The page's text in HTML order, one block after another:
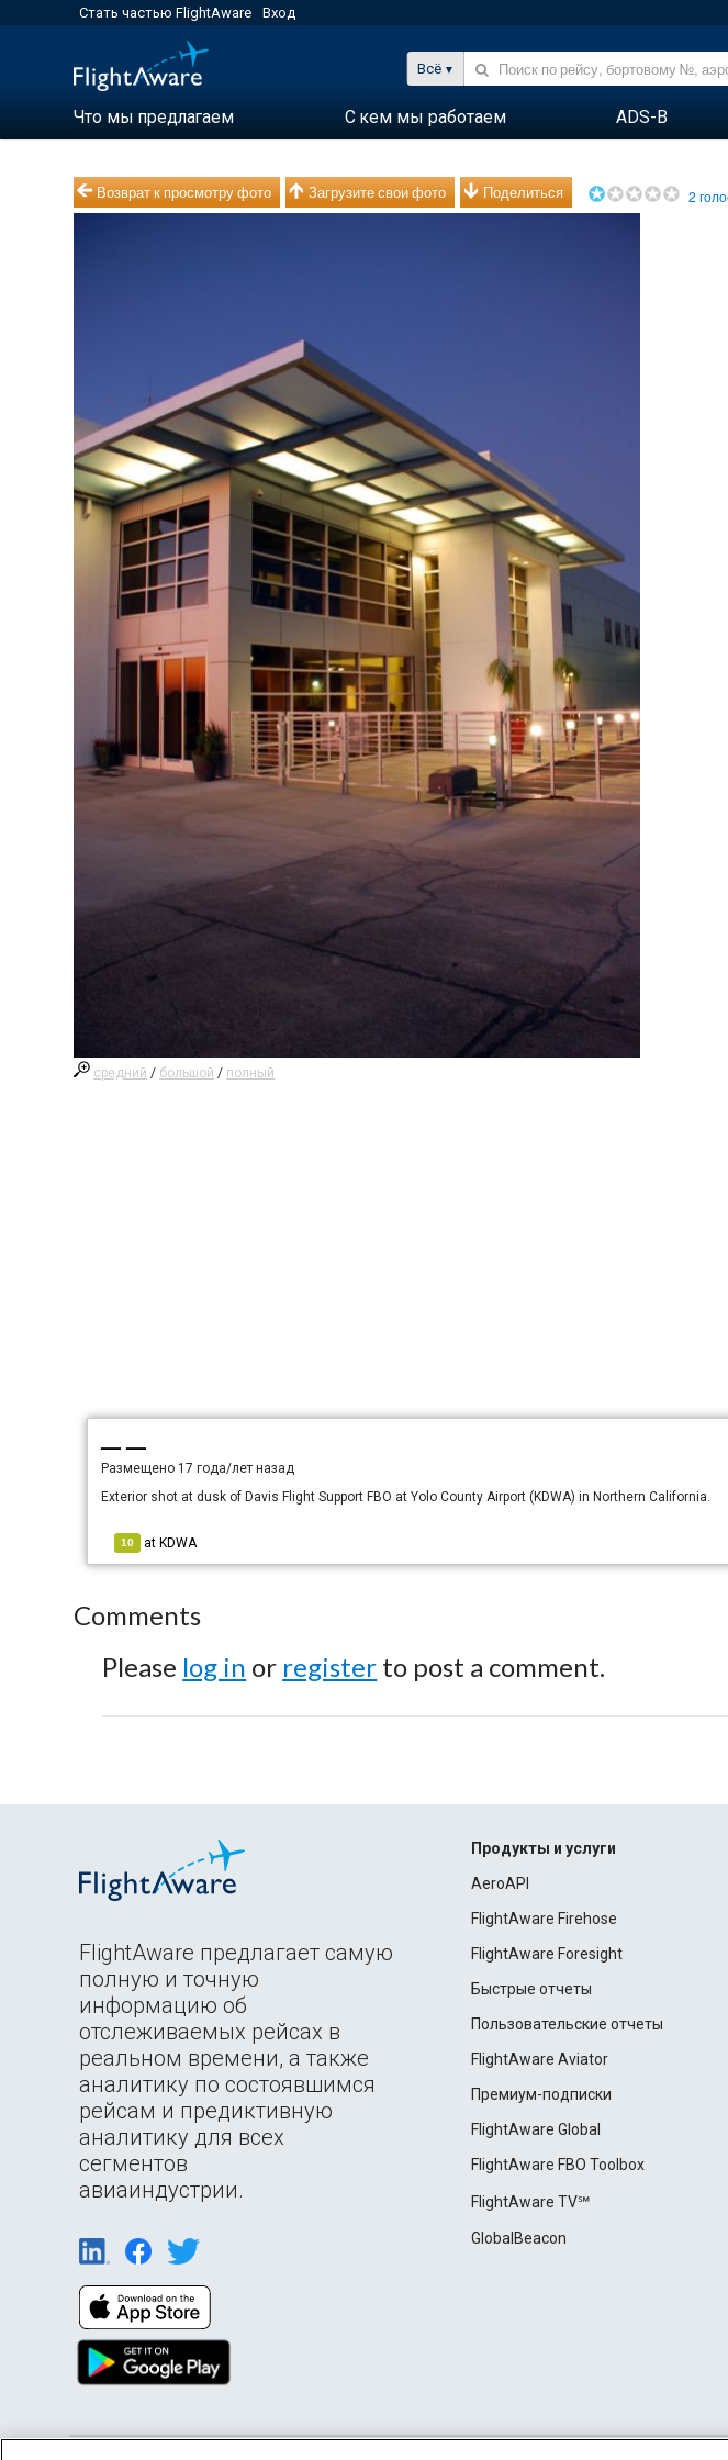
Стать частью FlightAware Вход
Всё
Что мы предлагаем С кем мы работаем ADS-B
Возврат к просмотру фото Загрузите свои фото Поделиться 2
средний / большой / полный
— —
Размещено 17 года/лет назад
Exterior shot at dusk of Davis Flight Support FBO at Yolo County Airport (KDWA) in Northern California.
10 at KDWA
Comments
Please log in or register to post a comment.
FlightAware предлагает самую
полную и точную
информацию об
отслеживаемых рейсах в
реальном времени, а также
аналитику по состоявшимся
рейсам и предиктивную
аналитику для всех
сегментов
авиаиндустрии.
Продукты и услуги
AeroAPI
FlightAware Firehose
FlightAware Foresight
Быстрые отчеты
Пользовательские отчеты
FlightAware Aviator
Премиум-подписки
FlightAware Global
FlightAware FBO Toolbox
FlightAware TV℠
GlobalBeacon